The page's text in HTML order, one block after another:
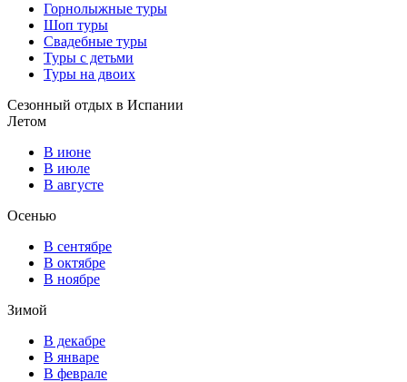
Горнолыжные туры
Шоп туры
Свадебные туры
Туры с детьми
Туры на двоих
Сезонный отдых в Испании
Летом
В июне
В июле
В августе
Осенью
В сентябре
В октябре
В ноябре
Зимой
В декабре
В январе
В феврале